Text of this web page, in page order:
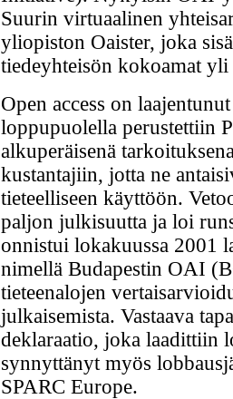
Suurin virtuaalinen
yliopiston Oaister, joka
tiedeyhteisön kokoamat
Open access on
loppupuolella perustettiin
alkuperäisenä
kustantajiin, jotta ne
tieteelliseen käyttöön.
paljon julkisuutta ja loi
onnistui lokakuussa 2001
nimellä Budapestin OAI
tieteenalojen
julkaisemista. Vastaava
deklaraatio, joka laadittiin
synnyttänyt myös
SPARC Europe.